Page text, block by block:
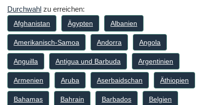
Durchwahl zu erreichen:
Afghanistan Ägypten Albanien
Amerikanisch-Samoa Andorra Angola
Anguilla Antigua und Barbuda Argentinien
Armenien Aruba Aserbaidschan Äthiopien
Bahamas Bahrain Barbados Belgien